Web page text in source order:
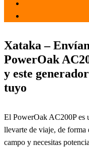
Xataka –
PowerOak
y este
tuyo
El PowerOak AC200P es
llevarte de viaje, de forma
campo y necesitas